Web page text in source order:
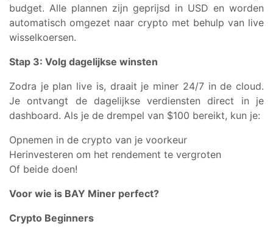
budget. Alle plannen zijn geprijsd in USD en worden
automatisch omgezet naar crypto met behulp van live
wisselkoersen.
Stap 3: Volg dagelijkse winsten
Zodra je plan live is, draait je miner 24/7 in de cloud.
Je ontvangt de dagelijkse verdiensten direct in je
dashboard. Als je de drempel van $100 bereikt, kun je:
Opnemen in de crypto van je voorkeur
Herinvesteren om het rendement te vergroten
Of beide doen!
Voor wie is BAY Miner perfect?
Crypto Beginners